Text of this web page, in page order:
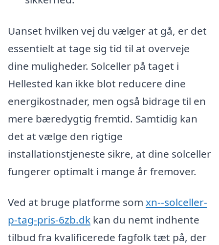
Uanset hvilken vej du vælger at gå, er det
essentielt at tage sig tid til at overveje
dine muligheder. Solceller på taget i
Hellested kan ikke blot reducere dine
energikostnader, men også bidrage til en
mere bæredygtig fremtid. Samtidig kan
det at vælge den rigtige
installationstjeneste sikre, at dine solceller
fungerer optimalt i mange år fremover.
Ved at bruge platforme som xn--solceller-
p-tag-pris-6zb.dk kan du nemt indhente
tilbud fra kvalificerede fagfolk tæt på, der